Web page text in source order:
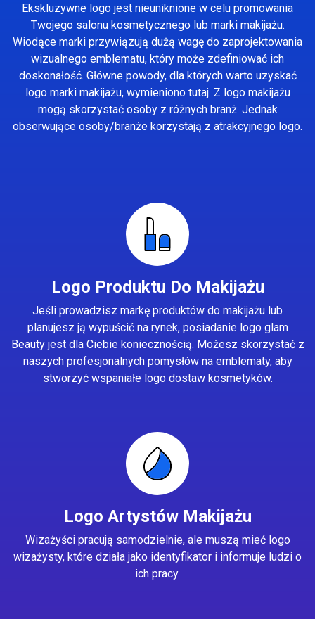
Ekskluzywne logo jest nieuniknione w celu promowania
Twojego salonu kosmetycznego lub marki makijażu.
Wiodące marki przywiązują dużą wagę do zaprojektowania
wizualnego emblematu, który może zdefiniować ich
doskonałość. Główne powody, dla których warto uzyskać
logo marki makijażu, wymieniono tutaj. Z logo makijażu
mogą skorzystać osoby z różnych branż. Jednak
obserwujące osoby/branże korzystają z atrakcyjnego logo.
Logo Produktu Do Makijażu
Jeśli prowadzisz markę produktów do makijażu lub
planujesz ją wypuścić na rynek, posiadanie logo glam
Beauty jest dla Ciebie koniecznością. Możesz skorzystać z
naszych profesjonalnych pomysłów na emblematy, aby
stworzyć wspaniałe logo dostaw kosmetyków.
Logo Artystów Makijażu
Wizażyści pracują samodzielnie, ale muszą mieć logo
wizażysty, które działa jako identyfikator i informuje ludzi o
ich pracy.